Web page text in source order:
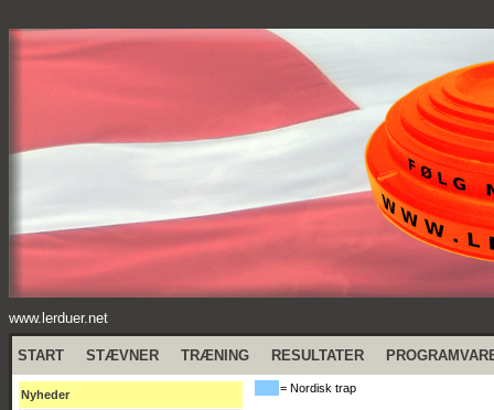
www.lerduer.net
START STÆVNER TRÆNING RESULTATER
Nyheder = Nordisk trap